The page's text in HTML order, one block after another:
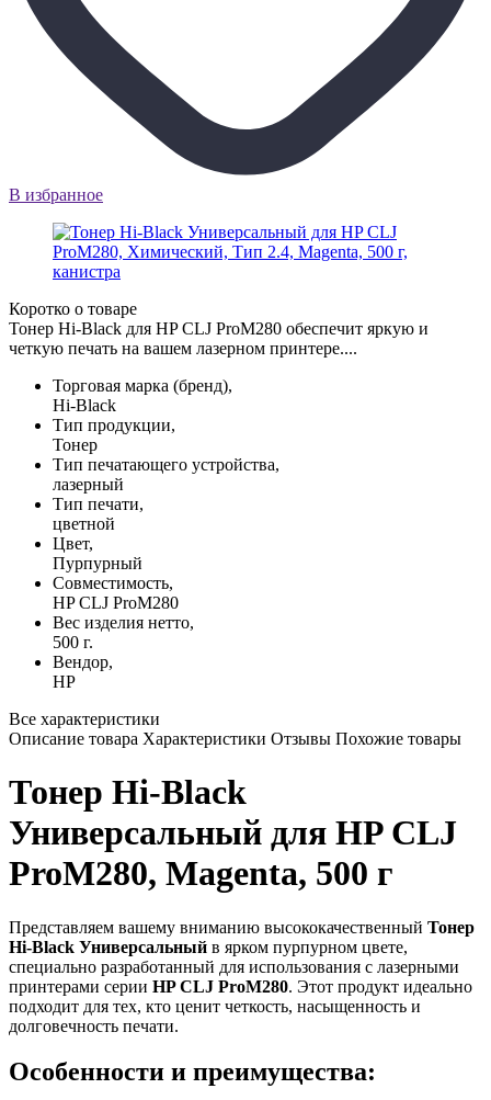
В избранное
Коротко о товаре
Тонер Hi-Black для HP CLJ ProM280 обеспечит яркую и
четкую печать на вашем лазерном принтере....
Торговая марка (бренд),
Hi-Black
Тип продукции,
Тонер
Тип печатающего устройства,
лазерный
Тип печати,
цветной
Цвет,
Пурпурный
Совместимость,
HP CLJ ProM280
Вес изделия нетто,
500 г.
Вендор,
HP
Все характеристики
Описание товара Характеристики Отзывы Похожие товары
Тонер Hi-Black
Универсальный для HP CLJ
ProM280, Magenta, 500 г
Представляем вашему вниманию высококачественный Тонер
Hi-Black Универсальный в ярком пурпурном цвете,
специально разработанный для использования с лазерными
принтерами серии HP CLJ ProM280. Этот продукт идеально
подходит для тех, кто ценит четкость, насыщенность и
долговечность печати.
Особенности и преимущества: